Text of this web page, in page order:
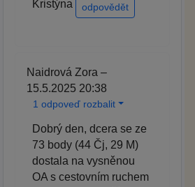
Kristýna
odpovědět
Naidrová Zora –
15.5.2025 20:38
1 odpoveď rozbalit
Dobrý den, dcera se ze
73 body (44 Čj, 29 M)
dostala na vysněnou
OA s cestovním ruchem